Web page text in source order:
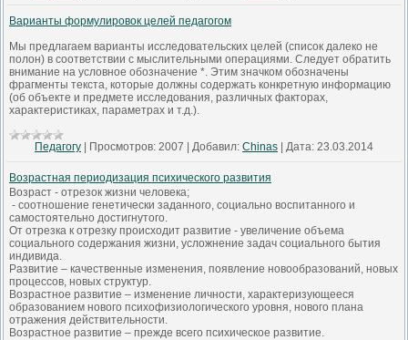
Варианты формулировок целей педагогом
Мы предлагаем варианты исследовательских целей (список далеко не
полон) в соответствии с мыслительными операциями. Следует обратить
внимание на условное обозначение *. Этим значком обозначены
фрагменты текста, которые должны содержать конкретную информацию
(об объекте и предмете исследования, различных факторах,
характеристиках, параметрах и т.д.).
Педагогу Просмотров: 2007 Добавил: Chinas Дата: 23.03.2014
Возрастная периодизация психического развития
Возраст - отрезок жизни человека;
- соотношение генетически заданного, социально воспитанного и
самостоятельно достигнутого.
От отрезка к отрезку происходит развитие - увеличение объема
социального содержания жизни, усложнение задач социального бытия
индивида.
Развитие – качественные изменения, появление новообразований, новых
процессов, новых структур.
Возрастное развитие – изменение личности, характеризующееся
образованием нового психофизиологического уровня, нового плана
отражения действительности.
Возрастное развитие – прежде всего психическое развитие.